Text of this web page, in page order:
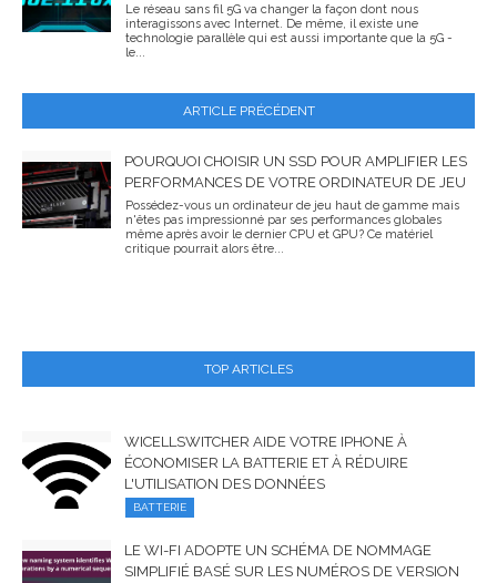
Le réseau sans fil 5G va changer la façon dont nous
interagissons avec Internet. De même, il existe une
technologie parallèle qui est aussi importante que la 5G -
le...
ARTICLE PRÉCÉDENT
POURQUOI CHOISIR UN SSD POUR AMPLIFIER LES
PERFORMANCES DE VOTRE ORDINATEUR DE JEU
Possédez-vous un ordinateur de jeu haut de gamme mais
n'êtes pas impressionné par ses performances globales
même après avoir le dernier CPU et GPU? Ce matériel
critique pourrait alors être...
TOP ARTICLES
WICELLSWITCHER AIDE VOTRE IPHONE À
ÉCONOMISER LA BATTERIE ET À RÉDUIRE
L'UTILISATION DES DONNÉES
BATTERIE
LE WI-FI ADOPTE UN SCHÉMA DE NOMMAGE
SIMPLIFIÉ BASÉ SUR LES NUMÉROS DE VERSION